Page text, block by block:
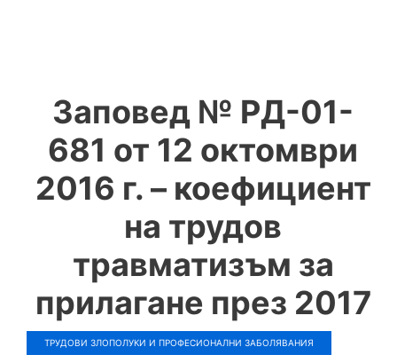
Заповед № РД-01-
681 от 12 октомври
2016 г. – коефициент
на трудов
травматизъм за
прилагане през 2017
ТРУДОВИ ЗЛОПОЛУКИ И ПРОФЕСИОНАЛНИ ЗАБОЛЯВАНИЯ